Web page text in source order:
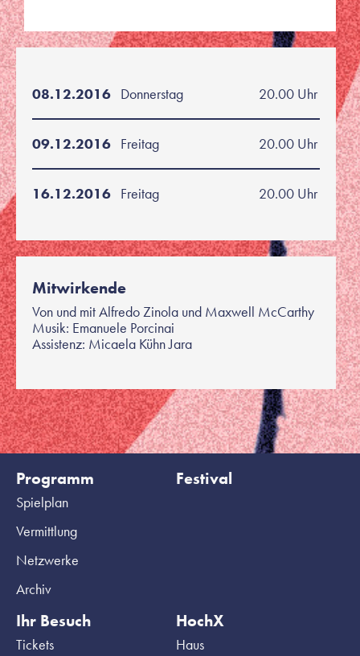
08.12.2016 Donnerstag 20.00 Uhr
09.12.2016 Freitag 20.00 Uhr
16.12.2016 Freitag 20.00 Uhr
Mitwirkende
Von und mit Alfredo Zinola und Maxwell McCarthy
Musik: Emanuele Porcinai
Assistenz: Micaela Kühn Jara
Programm
Spielplan
Vermittlung
Netzwerke
Archiv
Festival
Ihr Besuch
Tickets
HochX
Haus